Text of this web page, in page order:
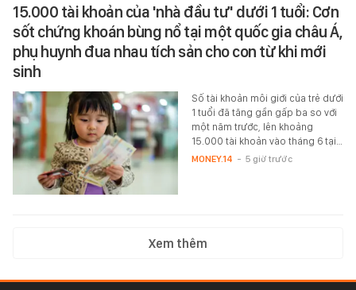
15.000 tài khoản của 'nhà đầu tư' dưới 1 tuổi: Cơn
sốt chứng khoán bùng nổ tại một quốc gia châu Á,
phụ huynh đua nhau tích sản cho con từ khi mới
sinh
Số tài khoản môi giới của trẻ dưới
1 tuổi đã tăng gần gấp ba so với
một năm trước, lên khoảng
15.000 tài khoản vào tháng 6 tại…
MONEY.14 - 5 giờ trước
Xem thêm